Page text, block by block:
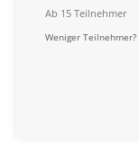
Ab 15 Teilnehmer
Weniger Teilnehmer?